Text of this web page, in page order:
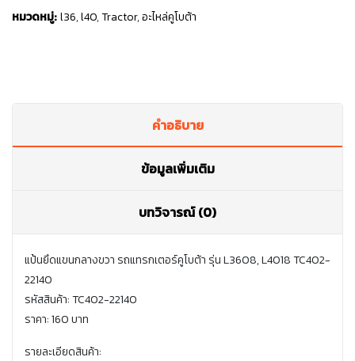
หมวดหมู่: l36,l40,Tractor,อะไหล่คูโบต้า
คำอธิบาย
ข้อมูลเพิ่มเติม
บทวิจารณ์ (0)
แป้นยึดแขนกลางขวา รถแทรกเตอร์คูโบต้า รุ่น L3608, L4018 TC402-
22140
รหัสสินค้า: TC402-22140
ราคา: 160 บาท
รายละเอียดสินค้า: